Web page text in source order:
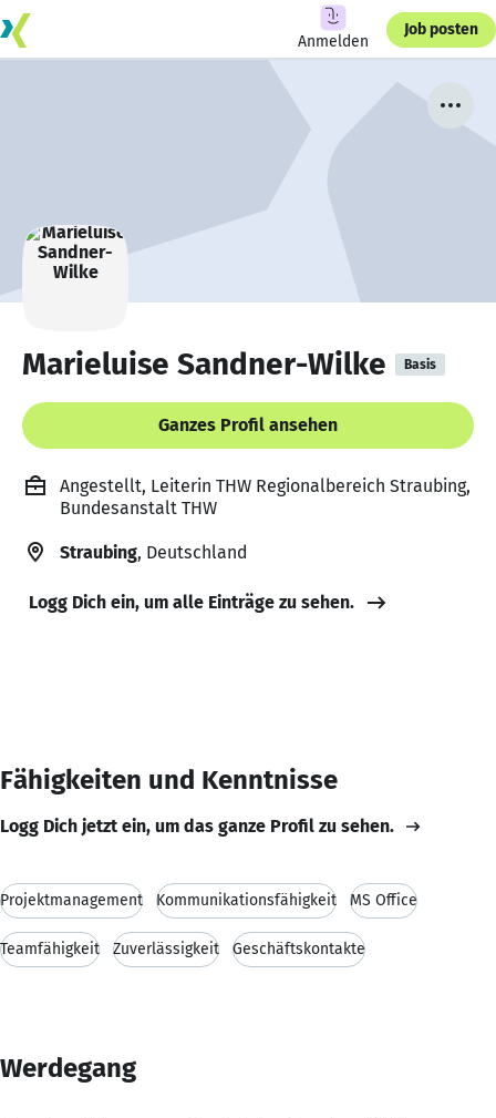
Anmelden
Job posten
Marieluise Sandner-Wilke Basis
Ganzes Profil ansehen
Angestellt, Leiterin THW Regionalbereich Straubing,
Bundesanstalt THW
Straubing, Deutschland
Logg Dich ein, um alle Einträge zu sehen.
Fähigkeiten und Kenntnisse
Logg Dich jetzt ein, um das ganze Profil zu sehen.
Projektmanagement Kommunikationsfähigkeit MS Office
Teamfähigkeit Zuverlässigkeit Geschäftskontakte
Werdegang